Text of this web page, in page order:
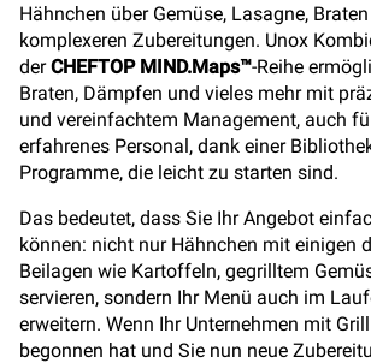
Hähnchen über Gemüse, Lasagne,
komplexeren Zubereitungen. Unox
derCHEFTOP MIND.Maps™-Reihe
Braten, Dämpfen und vieles mehr mit
und vereinfachtem Management, auch
erfahrenes Personal, dank einer
Programme, die leicht zu starten sind.
Das bedeutet, dass Sie Ihr Angebot
können: nicht nur Hähnchen mit einigen
Beilagen wie Kartoffeln, gegrilltem
servieren, sondern Ihr Menü auch im
erweitern. Wenn Ihr Unternehmen mit
begonnen hat und Sie nun neue